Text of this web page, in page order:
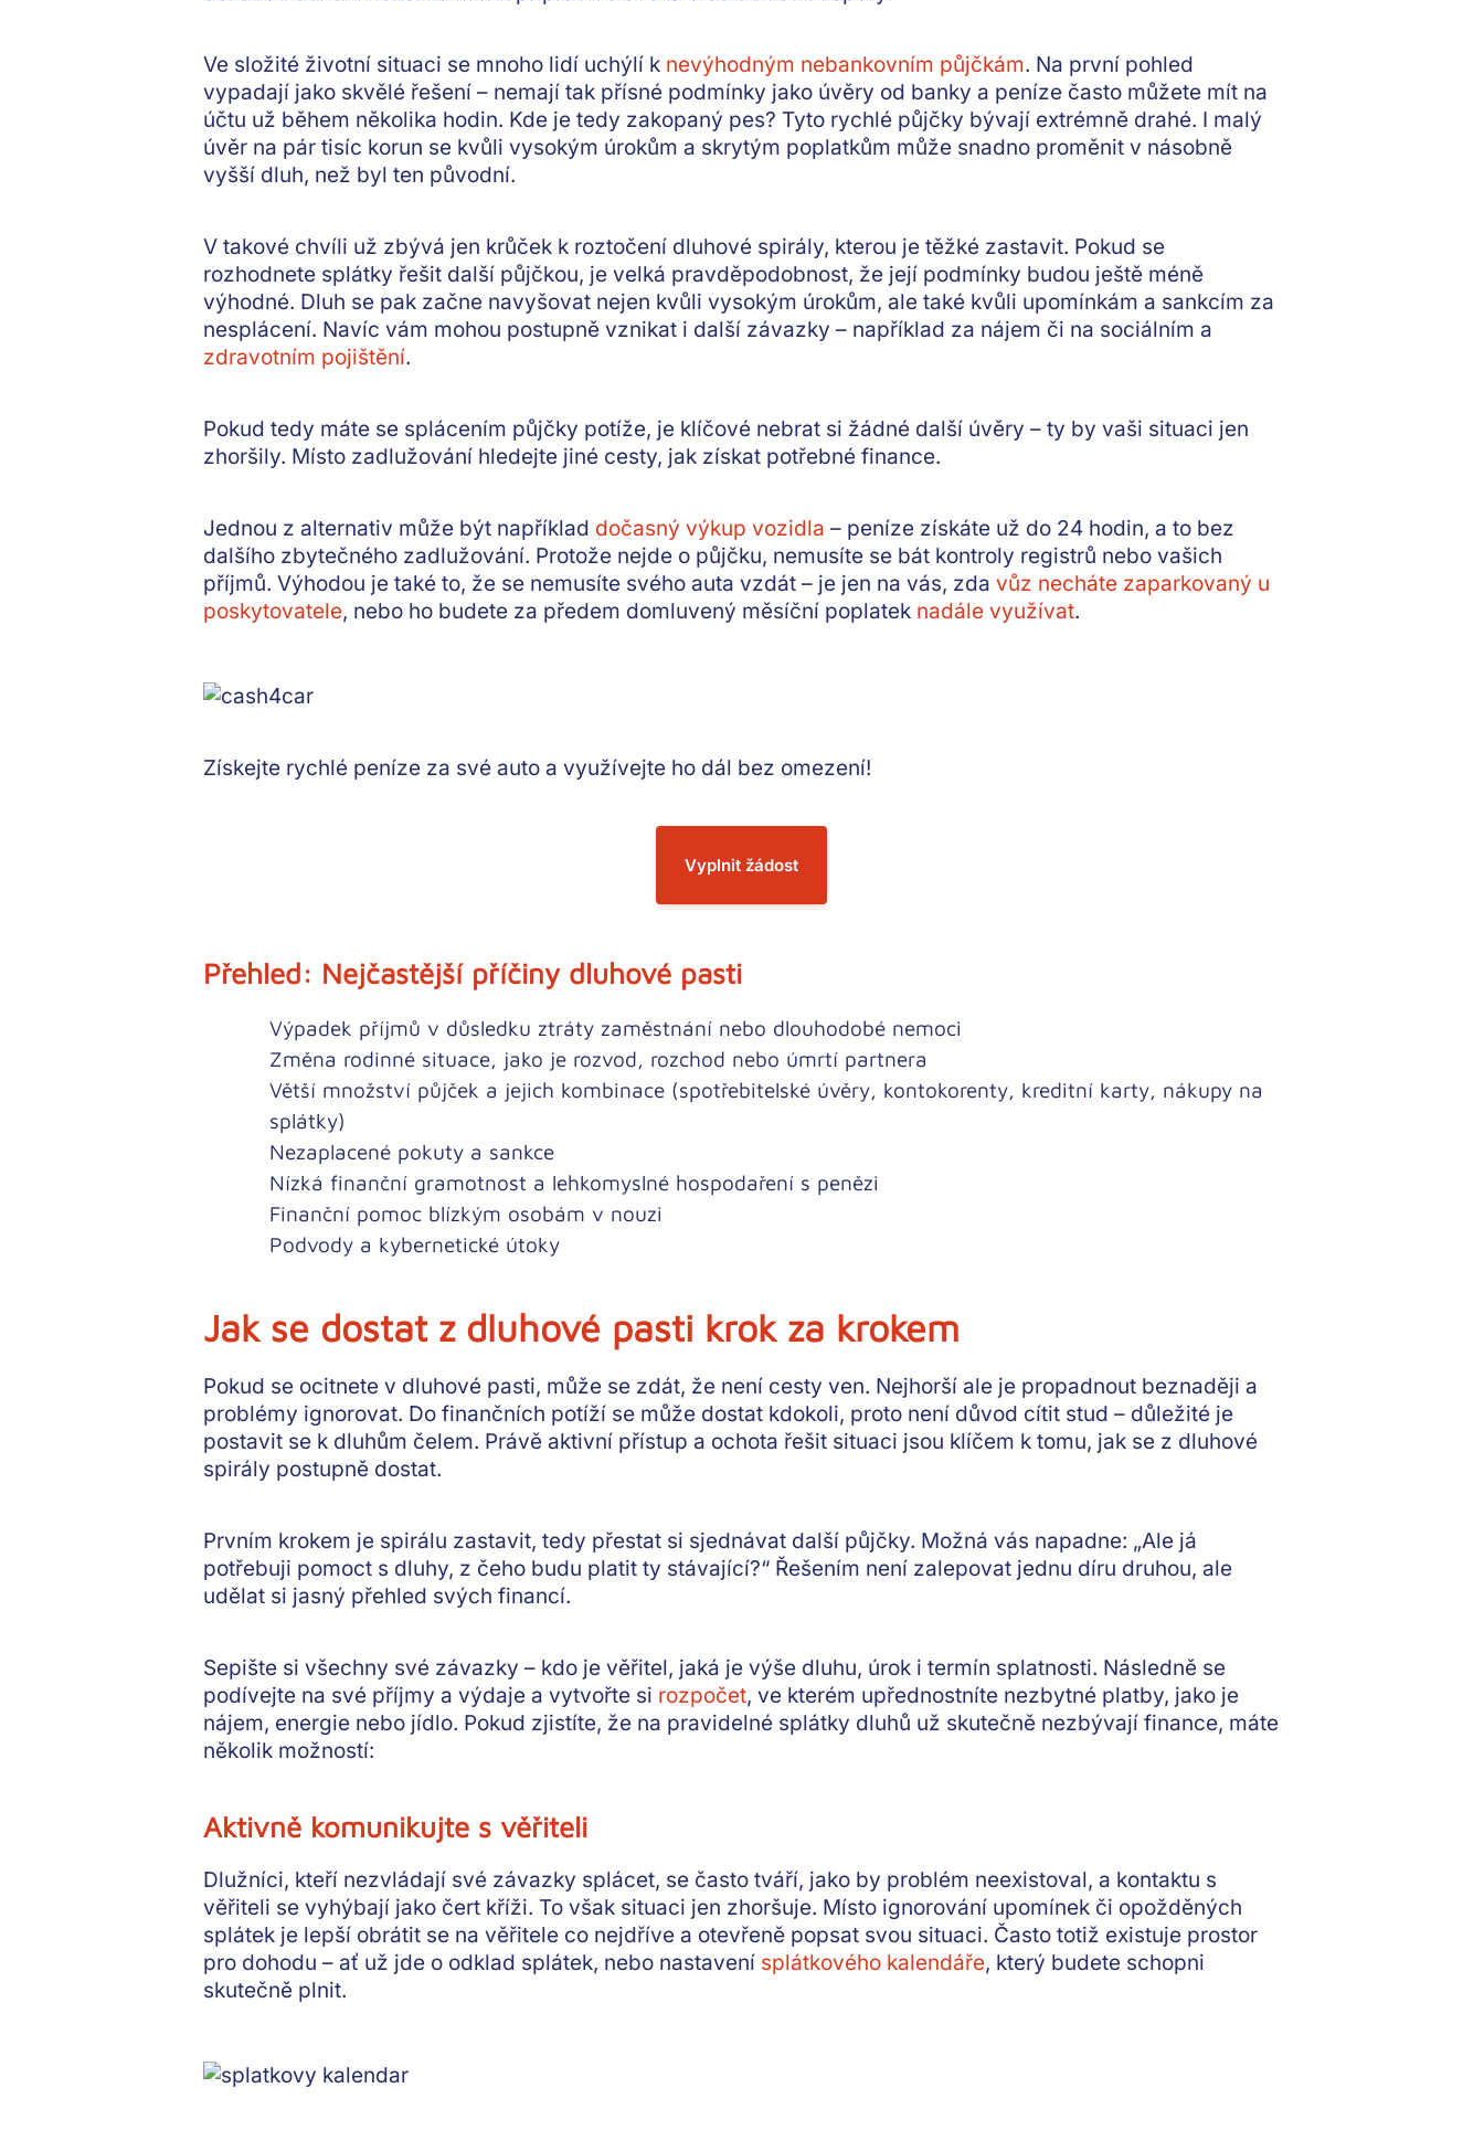
Ve složité životní situaci se mnoho lidí uchýlí k nevýhodným nebankovním půjčkám. Na první pohled
vypadají jako skvělé řešení – nemají tak přísné podmínky jako úvěry od banky a peníze často můžete mít na
účtu už během několika hodin. Kde je tedy zakopaný pes? Tyto rychlé půjčky bývají extrémně drahé. I malý
úvěr na pár tisíc korun se kvůli vysokým úrokům a skrytým poplatkům může snadno proměnit v násobně
vyšší dluh, než byl ten původní.
V takové chvíli už zbývá jen krůček k roztočení dluhové spirály, kterou je těžké zastavit. Pokud se
rozhodnete splátky řešit další půjčkou, je velká pravděpodobnost, žejejí podmínky budou ještě méně
výhodné. Dluh se pak začne navyšovat nejen kvůli vysokým úrokům, ale také kvůli upomínkám a sankcím za
nesplácení. Navíc vám mohou postupně vznikat i další závazky – například za nájem či na sociálním a
zdravotním pojištění.
Pokud tedy máte se splácením půjčky potíže, je klíčové nebrat si žádné další úvěry – ty by vaši situaci jen
zhoršily. Místo zadlužování hledejte jiné cesty, jak získat potřebné finance.
Jednou z alternativ může být například dočasný výkup vozidla – peníze získáte už do 24 hodin, a to bez
dalšího zbytečného zadlužování. Protože nejde o půjčku, nemusíte se bát kontroly registrů nebo vašich
příjmů. Výhodou je také to, žese nemusíte svého auta vzdát– je jen na vás, zda vůz necháte zaparkovaný u
poskytovatele, nebo ho budete za předem domluvený měsíční poplatek nadále využívat.
Získejte rychlé penízeza své auto a využívejte ho dál bez omezení!
Vyplnit žádost
Přehled: Nejčastější příčiny dluhové pasti
Výpadek příjmů v důsledku ztráty zaměstnání nebo dlouhodobé nemoci
Změna rodinné situace, jako je rozvod, rozchod nebo úmrtí partnera
Větší množství půjček a jejich kombinace (spotřebitelské úvěry, kontokorenty, kreditní karty, nákupy na
splátky)
Nezaplacené pokuty a sankce
Nízká finanční gramotnost a lehkomyslné hospodaření s penězi
Finanční pomoc blízkým osobám v nouzi
Podvody a kybernetické útoky
Jak se dostat z dluhové pasti krok za krokem
Pokud se ocitnete v dluhové pasti, může se zdát, že není cesty ven. Nejhorší ale je propadnout beznaději a
problémy ignorovat. Do finančních potíží se může dostat kdokoli, proto není důvod cítit stud – důležité je
postavit se k dluhům čelem. Právě aktivní přístup a ochota řešit situaci jsou klíčem k tomu, jak se z dluhové
spirály postupně dostat.
Prvním krokem je spirálu zastavit, tedy přestat si sjednávat další půjčky. Možná vás napadne: „Ale já
potřebuji pomoct s dluhy, z čeho budu platit ty stávající?“ Řešením není zalepovat jednu díru druhou, ale
udělat si jasný přehled svých financí.
Sepište si všechny své závazky – kdo je věřitel, jaká je výše dluhu, úrok i termín splatnosti. Následně se
podívejte na své příjmy a výdajea vytvořte si rozpočet, ve kterém upřednostníte nezbytné platby, jako je
nájem, energie nebo jídlo. Pokud zjistíte, že na pravidelné splátky dluhů už skutečně nezbývají finance, máte
několik možností:
Aktivně komunikujte s věřiteli
Dlužníci, kteří nezvládají své závazky splácet, se často tváří, jako by problém neexistoval, a kontaktu s
věřiteli se vyhýbají jako čert kříži. To však situaci jen zhoršuje. Místo ignorování upomínek či opožděných
splátek je lepší obrátit se na věřitele co nejdříve a otevřeně popsat svou situaci. Často totiž existuje prostor
pro dohodu – ať už jde o odklad splátek, nebo nastavení splátkového kalendáře, který budete schopni
skutečně plnit.